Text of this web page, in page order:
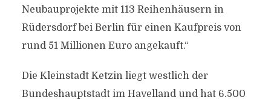
Neubauprojekte mit 113 Reihenhäusern in
Rüdersdorf bei Berlin für einen Kaufpreis von
rund 51 Millionen Euro angekauft.“
Die Kleinstadt Ketzin liegt westlich der
Bundeshauptstadt im Havelland und hat 6.500